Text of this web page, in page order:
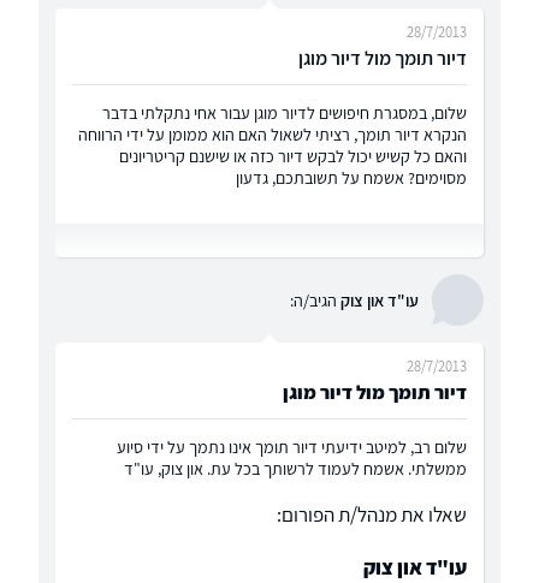
דיור תומך מול דיור מוגן
28/7/2013
שלום, במסגרת חיפושים לדיור מוגן עבור אחי נתקלתי בדבר
הנקרא דיור תומך, רציתי לשאול האם הוא ממומן על ידי הרווחה
והאם כל קשיש יכול לבקש דיור כזה או שישנם קריטריונים
מסוימים? אשמח על תשובתכם, גדעון
עו"ד און צוק הגיב/ה:
דיור תומך מול דיור מוגן
28/7/2013
שלום רב, למיטב ידיעתי דיור תומך אינו נתמך על ידי סיוע
ממשלתי. אשמח לעמוד לרשותך בכל עת. און צוק, עו"ד
שאלו את מנהל/ת הפורום:
עו"ד און צוק